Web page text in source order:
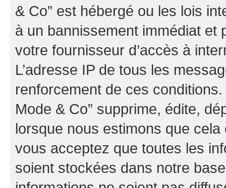
& Co” est hébergé ou les lois
à un bannissement immédiat et
votre fournisseur d’accès à
L’adresse IP de tous les
renforcement de ces
Mode & Co” supprime, édite,
lorsque nous estimons que cela
vous acceptez que toutes les
soient stockées dans notre